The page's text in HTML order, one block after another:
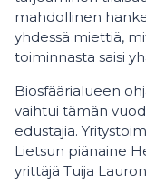
mahdollinen
yhdessä miettiä,
toiminnasta saisi
Biosfäärialueen
vaihtui tämän
edustajia.
Lietsun piänaine
yrittäjä Tuija